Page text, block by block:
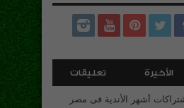
الأخيرة تعليقات
أشهر الأندية فى مصر